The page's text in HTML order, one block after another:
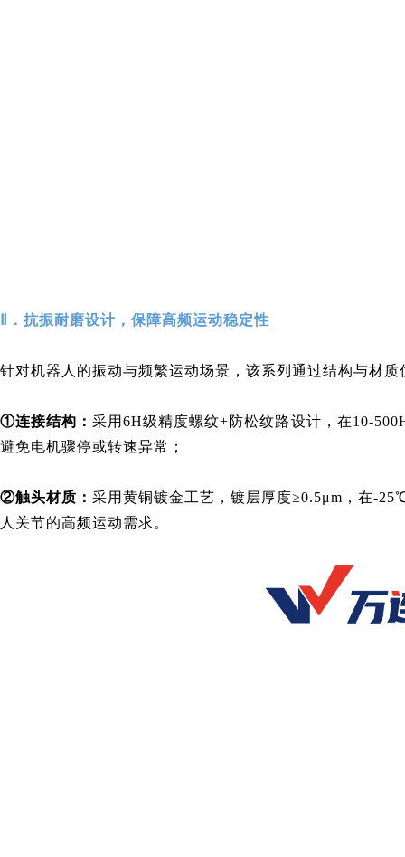
Ⅱ．抗振耐磨设计，保障高频运动稳定性
针对机器人的振动与频繁运动场景，该系列通过结构与材质
①连接结构：采用6H级精度螺纹+防松纹路设计，在10-
避免电机骤停或转速异常；
②触头材质： 采用黄铜镀金工艺，镀层厚度≥0.5μm，在-
人关节的高频运动需求。